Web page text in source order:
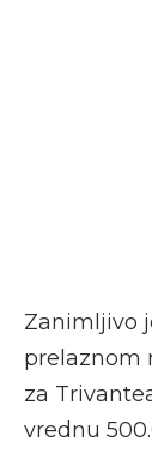
Zanimljivo
prelaznom
za
vrednu